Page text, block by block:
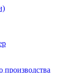
производства